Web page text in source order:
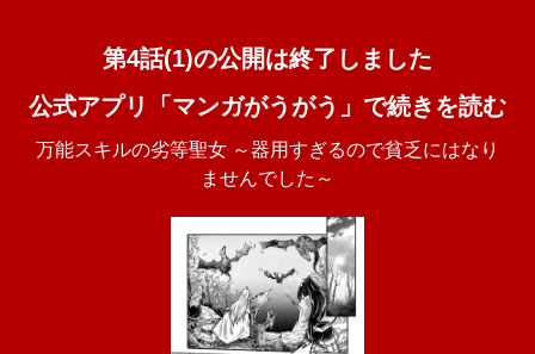
第4話(1)の公開は終了しました
公式アプリ「マンガがうがう」で続きを読む
万能スキルの劣等聖女 ～器用すぎるので貧乏にはなり
ませんでした～